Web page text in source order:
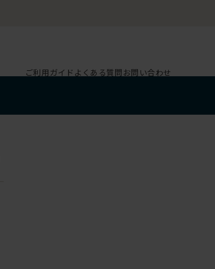
ご利用ガイド よくある質問お問い合わせ